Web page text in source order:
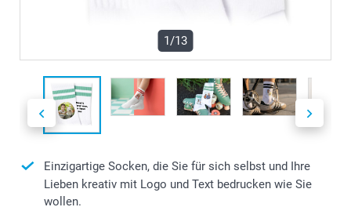
1/13
Einzigartige Socken, die Sie für sich selbst und Ihre
Lieben kreativ mit Logo und Text bedrucken wie Sie
wollen.